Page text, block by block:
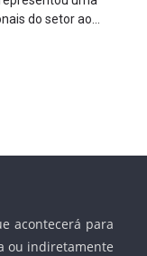
do setor ao
privada,
acontecerá para
ou indiretamente